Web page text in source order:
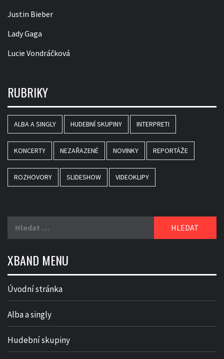
Justin Bieber
Lady Gaga
Lucie Vondráčková
RUBRIKY
ALBA A SINGLY HUDEBNÍ SKUPINY INTERPRETI
KONCERTY NEZAŘAZENÉ NOVINKY REPORTÁŽE
ROZHOVORY SLIDESHOW VIDEOKLIPY
XBAND MENU
Úvodní stránka
Alba a singly
Hudební skupiny